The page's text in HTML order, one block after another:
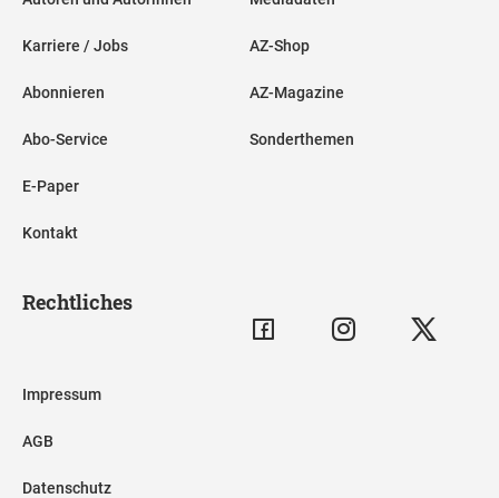
Karriere / Jobs
Abonnieren
Abo-Service
E-Paper
Kontakt
AZ-Shop
AZ-Magazine
Sonderthemen
Rechtliches
Impressum
AGB
Datenschutz